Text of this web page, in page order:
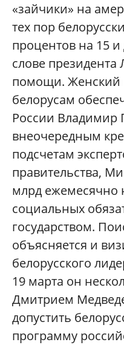
«зайчики» на
тех пор
процентов на 15
слове
помощи. Женский
белорусам
России Владимир
внеочередным
подсчетам
правительства,
млрд ежемесячно
социальных
государством.
объясняется и
белорусского
19 марта он
Дмитрием
допустить
программу